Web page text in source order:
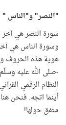
"النصر" و"الناس "
سورة النصر هي
وسورة الناس هي
هوية هذه الحروف
-صلى الله عليه
النظام الرقمي
أينما اتجه. فنحن
متفق حولها!